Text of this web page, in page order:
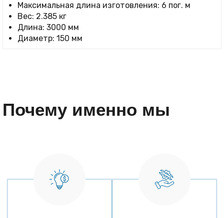
Максимальная длина изготовления: 6 пог. м
Вес: 2.385 кг
Длина: 3000 мм
Диаметр: 150 мм
Почему именно мы